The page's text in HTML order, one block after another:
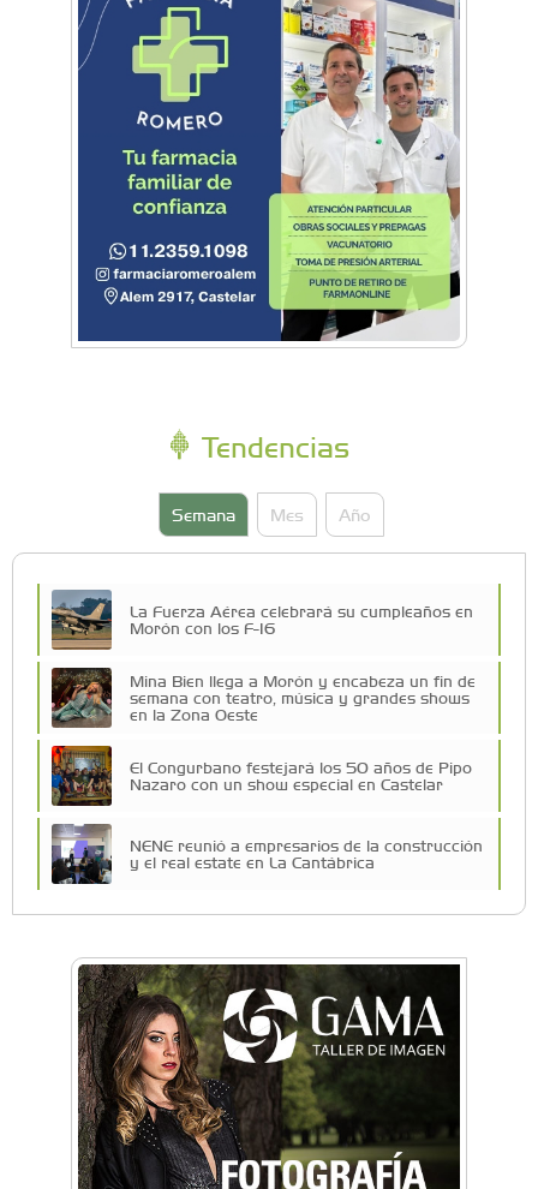
Empezá a estudiar en agosto: la Universidad
de Morón abrió las inscripciones para el
segundo cuatrimestre
Tendencias
Semana Mes Año
La Fuerza Aérea celebrará su cumpleaños en
Morón con los F-16
Mina Bien llega a Morón y encabeza un fin de
semana con teatro, música y grandes shows
en la Zona Oeste
El Congurbano festejará los 50 años de Pipo
Nazaro con un show especial en Castelar
NENE reunió a empresarios de la construcción
y el real estate en La Cantábrica
Una compañía teatral de Castelar competirá
por el Premio FEBA Cultura
La primera vez que Eva Perón voló en avión lo
hizo desde Morón
Mariana Croce: "Hoy las empresas necesitan
un asesoramiento integral para crecer con
seguridad"